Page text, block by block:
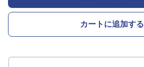
カートに追加する